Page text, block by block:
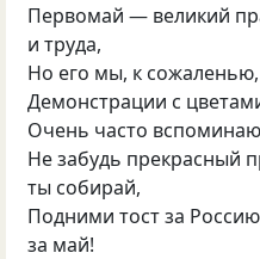
Первомай — великий
и труда,
Но его мы, к
Демонстрации с
Очень часто
Не забудь прекрасный
ты собирай,
Подними тост за
за май!